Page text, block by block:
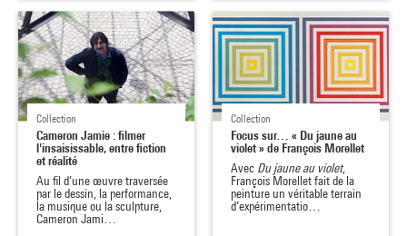
Collection
Cameron Jamie : filmer
l'insaisissable, entre fiction
et réalité
Au fil d’une œuvre traversée
par le dessin, la performance,
la musique ou la sculpture,
Cameron Jami…
Collection
Focus sur… « Du jaune au
violet » de François Morellet
Avec Du jaune au violet,
François Morellet fait de la
peinture un véritable terrain
d’expérimentatio…